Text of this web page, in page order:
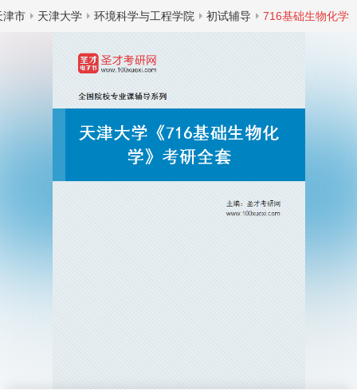
津市 天津大学 环境科学与工程学院 初试辅导 716基础生物化学